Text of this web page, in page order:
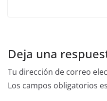
Deja una
Tu dirección de correo
Los campos obligatorios